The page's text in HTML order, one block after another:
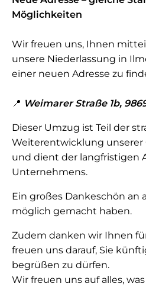
Möglichkeiten
Wir freuen uns, Ihnen
unsere Niederlassung in
einer neuen Adresse zu
📍 Weimarer Straße 1b,
Dieser Umzug ist Teil der
Weiterentwicklung unserer
und dient der langfristigen
Unternehmens.
Ein großes Dankeschön an
möglich gemacht haben.
Zudem danken wir Ihnen
freuen uns darauf, Sie
begrüßen zu dürfen.
Wir freuen uns auf alles,